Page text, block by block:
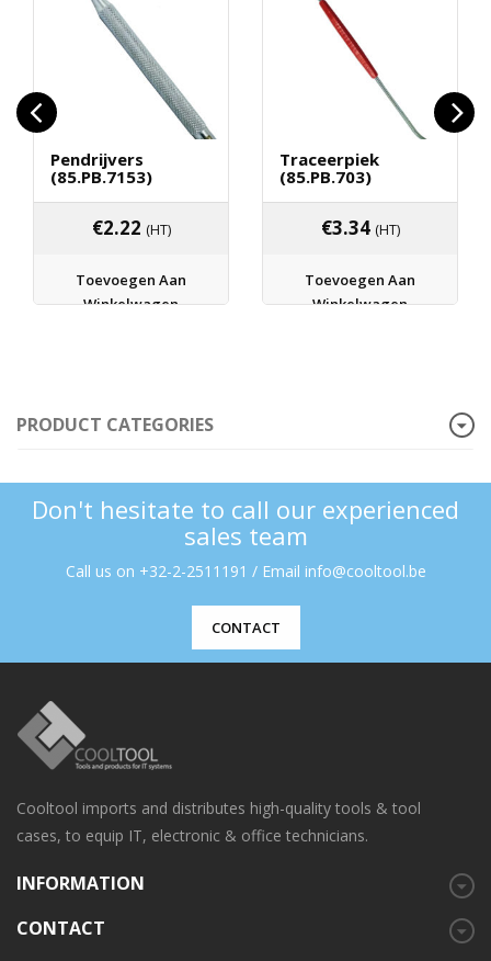
Pendrijvers
(85.PB.7153)
€2.22 (HT)
Toevoegen Aan
Winkelwagen
Traceerpiek
(85.PB.703)
€3.34 (HT)
Toevoegen Aan
Winkelwagen
PRODUCT CATEGORIES
Don't hesitate to call our experienced
sales team
Call us on +32-2-2511191 / Email info@cooltool.be
CONTACT
Cooltool imports and distributes high-quality tools & tool
cases, to equip IT, electronic & office technicians.
INFORMATION
CONTACT